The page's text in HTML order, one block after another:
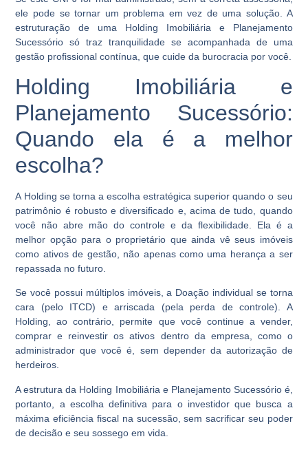
ele pode se tornar um problema em vez de uma solução. A
estruturação de uma Holding Imobiliária e Planejamento
Sucessório só traz tranquilidade se acompanhada de uma
gestão profissional contínua, que cuide da burocracia por você.
Holding Imobiliária e
Planejamento Sucessório:
Quando ela é a melhor
escolha?
A Holding se torna a escolha estratégica superior quando o seu
patrimônio é robusto e diversificado e, acima de tudo, quando
você não abre mão do controle e da flexibilidade. Ela é a
melhor opção para o proprietário que ainda vê seus imóveis
como ativos de gestão, não apenas como uma herança a ser
repassada no futuro.
Se você possui múltiplos imóveis, a Doação individual se torna
cara (pelo ITCD) e arriscada (pela perda de controle). A
Holding, ao contrário, permite que você continue a vender,
comprar e reinvestir os ativos dentro da empresa, como o
administrador que você é, sem depender da autorização de
herdeiros.
A estrutura da Holding Imobiliária e Planejamento Sucessório é,
portanto, a escolha definitiva para o investidor que busca a
máxima eficiência fiscal na sucessão, sem sacrificar seu poder
de decisão e seu sossego em vida.